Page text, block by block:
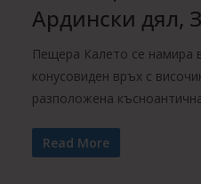
Ардински дял,
Пещера Калето се намира
конусовиден връх с
разположена
Read More